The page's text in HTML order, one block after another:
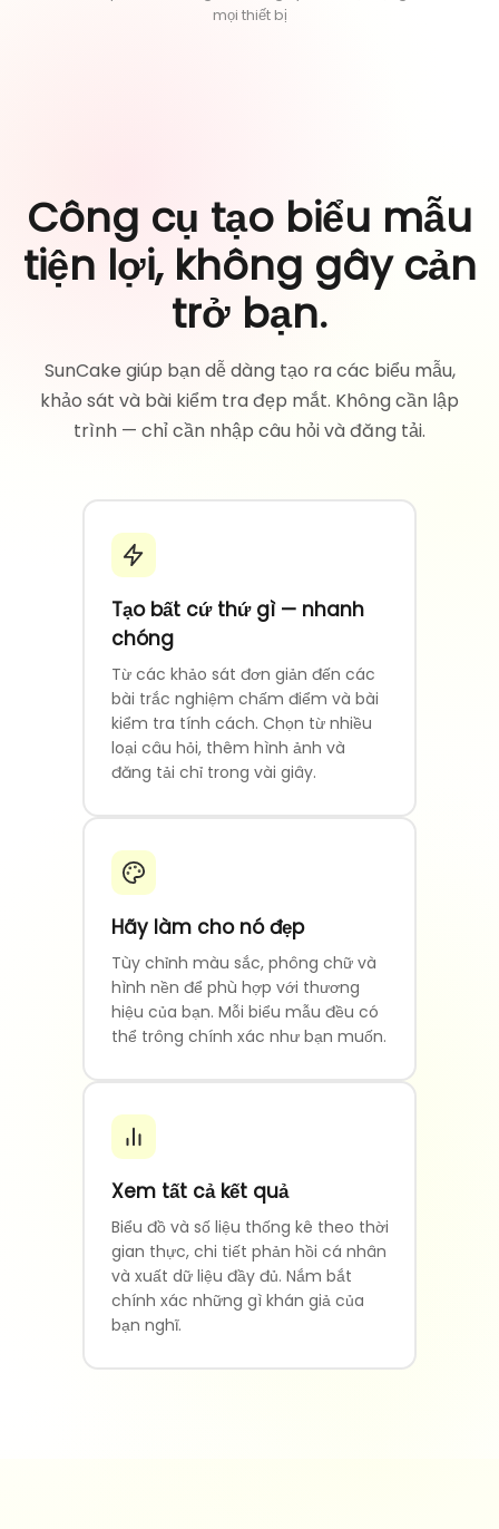
mọi thiết bị
Công cụ tạo biểu mẫu
tiện lợi, không gây cản
trở bạn.
SunCake giúp bạn dễ dàng tạo ra các biểu mẫu,
khảo sát và bài kiểm tra đẹp mắt. Không cần lập
trình — chỉ cần nhập câu hỏi và đăng tải.
Tạo bất cứ thứ gì — nhanh
chóng
Từ các khảo sát đơn giản đến các
bài trắc nghiệm chấm điểm và bài
kiểm tra tính cách. Chọn từ nhiều
loại câu hỏi, thêm hình ảnh và
đăng tải chỉ trong vài giây.
Hãy làm cho nó đẹp
Tùy chỉnh màu sắc, phông chữ và
hình nền để phù hợp với thương
hiệu của bạn. Mỗi biểu mẫu đều có
thể trông chính xác như bạn muốn.
Xem tất cả kết quả
Biểu đồ và số liệu thống kê theo thời
gian thực, chi tiết phản hồi cá nhân
và xuất dữ liệu đầy đủ. Nắm bắt
chính xác những gì khán giả của
bạn nghĩ.